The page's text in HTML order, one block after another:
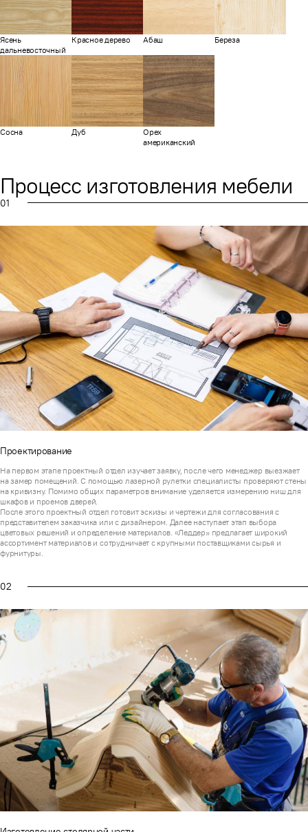
Ясень
дальневосточный
Красное дерево Абаш Береза
Сосна Дуб
Орех
американский
Процесс изготовления мебели
01
Проектирование
На первом этапе проектный отдел изучает заявку, после чего менеджер выезжает
на замер помещений. С помощью лазерной рулетки специалисты проверяют стены
на кривизну. Помимо общих параметров внимание уделяется измерению ниш для
шкафов и проемов дверей.
После этого проектный отдел готовит эскизы и чертежи для согласования с
представителем заказчика или с дизайнером. Далее наступает этап выбора
цветовых решений и определение материалов. «Леддер» предлагает широкий
ассортимент материалов и сотрудничает с крупными поставщиками сырья и
фурнитуры.
02